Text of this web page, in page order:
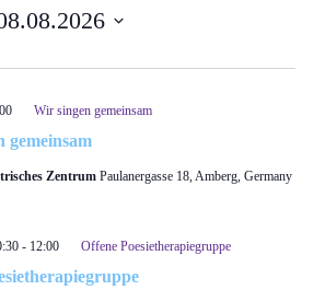
gemeinsam
Wir singen gemeinsam
Zentrum Paulanergasse 18, Amberg, Germany
- 12:00 Offene Poesietherapiegruppe